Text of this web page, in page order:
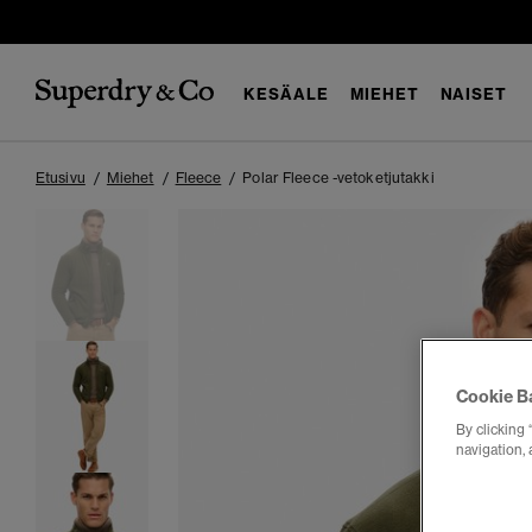
KESÄALE MIEHET NAISET
Etusivu Miehet Fleece Polar Fleece -vetoketjutakki
Cookie
By clicking
navigation,